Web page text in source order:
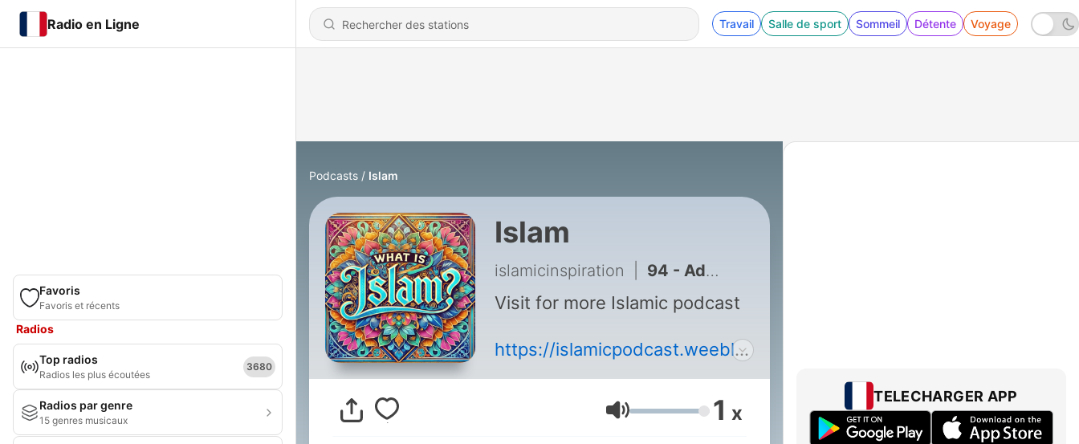
Radio en Ligne Travail Salle de sport Sommeil Détente Voyage
Favoris
Favoris et récents
Radios
Top radios
Radios les plus écoutées
3680
Radios par genre
15 genres musicaux
Podcasts Islam
Islam
islamicinspiration 94 - Adam's Fault, Our Punishment, Why Shocking Differences in Stories of Bible & Quran
Visit for more Islamic podcast
https://islamicpodcast.weebly....
What is Islam ?
Islam is submission and
Volume 1 x
TELECHARGER APP